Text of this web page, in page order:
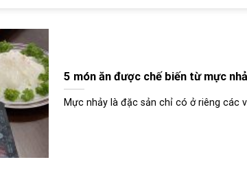
5 món ăn được chế biến từ mực
Mực nhảy là đặc sản chỉ có ở riêng các